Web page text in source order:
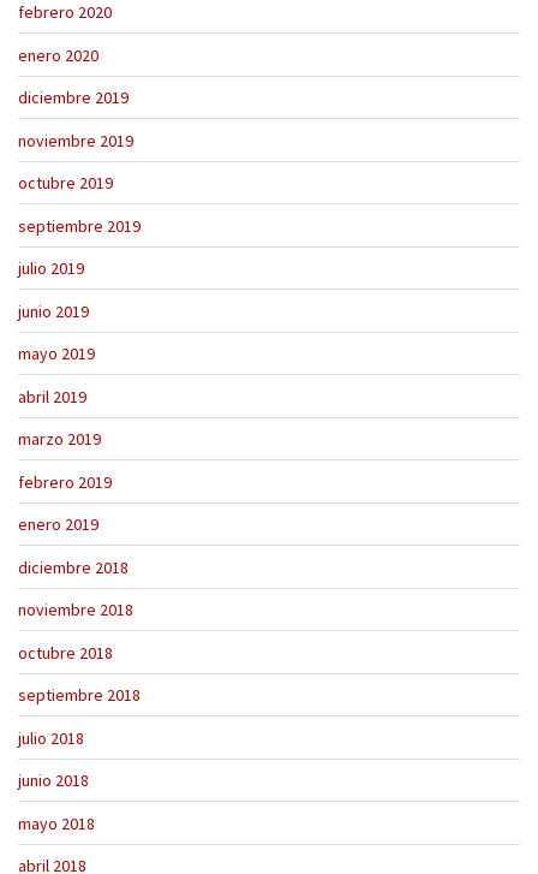
febrero 2020
enero 2020
diciembre 2019
noviembre 2019
octubre 2019
septiembre 2019
julio 2019
junio 2019
mayo 2019
abril 2019
marzo 2019
febrero 2019
enero 2019
diciembre 2018
noviembre 2018
octubre 2018
septiembre 2018
julio 2018
junio 2018
mayo 2018
abril 2018